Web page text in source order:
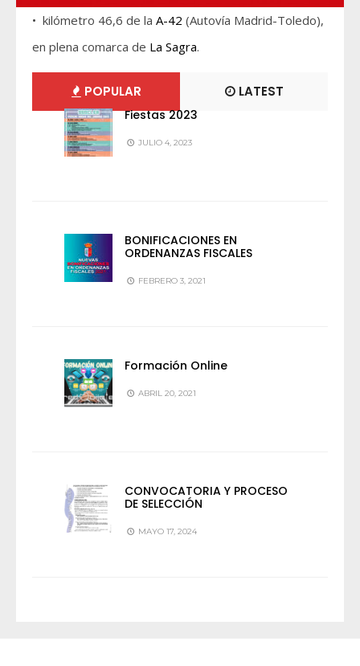
• kilómetro 46,6 de la A-42 (Autovía Madrid-Toledo),
en plena comarca de La Sagra.
POPULAR LATEST
Fiestas 2023
JULIO 4, 2023
BONIFICACIONES EN
ORDENANZAS FISCALES
FEBRERO 3, 2021
Formación Online
ABRIL 20, 2021
CONVOCATORIA Y PROCESO
DE SELECCIÓN
MAYO 17, 2024